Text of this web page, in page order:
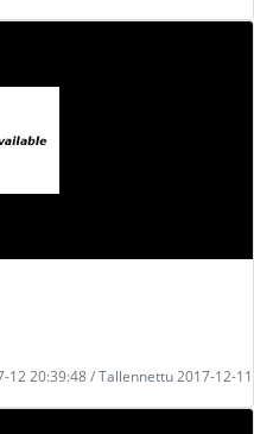
12 20:39:48 / Tallennettu 2017-12-11